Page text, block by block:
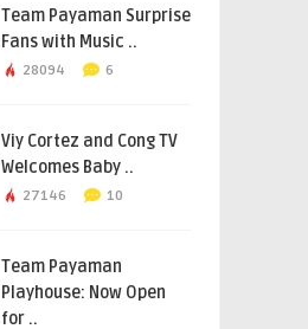
Team Payaman Surprise
Fans with Music ..
28094 6
Viy Cortez and Cong TV
Welcomes Baby ..
27146 10
Team Payaman
Playhouse: Now Open
for ..